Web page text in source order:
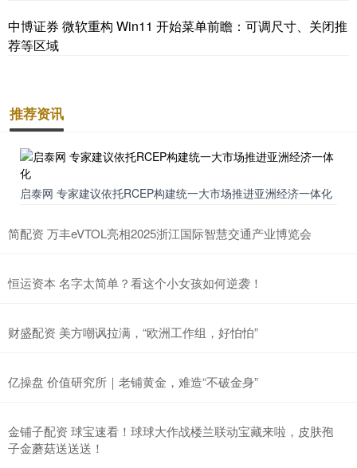
中博证券 微软重构 Win11 开始菜单前瞻：可调尺寸、关闭推
荐等区域
推荐资讯
启泰网 专家建议依托RCEP构建统一大市场推进亚洲经济一体化
简配资 万丰eVTOL亮相2025浙江国际智慧交通产业博览会
恒运资本 名字太简单？看这个小女孩如何逆袭！
财盛配资 美方嘲讽拉满，“欧洲工作组，好怕怕”
亿操盘 价值研究所｜老铺黄金，难造“不破金身”
金铺子配资 球宝速看！球球大作战楼兰联动宝藏来啦，皮肤孢
子金蘑菇送送送！